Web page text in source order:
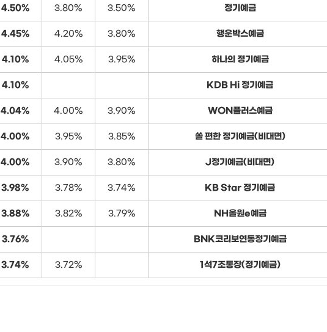
4.50% 3.80% 3.50% 정기예금
4.45% 4.20% 3.80% 행운박스예금
4.10% 4.05% 3.95% 하나의 정기예금
4.10% KDB Hi 정기예금
4.04% 4.00% 3.90% WON플러스예금
4.00% 3.95% 3.85% 쏠 편한 정기예금(비대면)
4.00% 3.90% 3.80% J정기예금(비대면)
3.98% 3.78% 3.74% KB Star 정기예금
3.88% 3.82% 3.79% NH올원e예금
3.76% BNK코리보연동정기예금
3.74% 3.72% 1석7조통장(정기예금)